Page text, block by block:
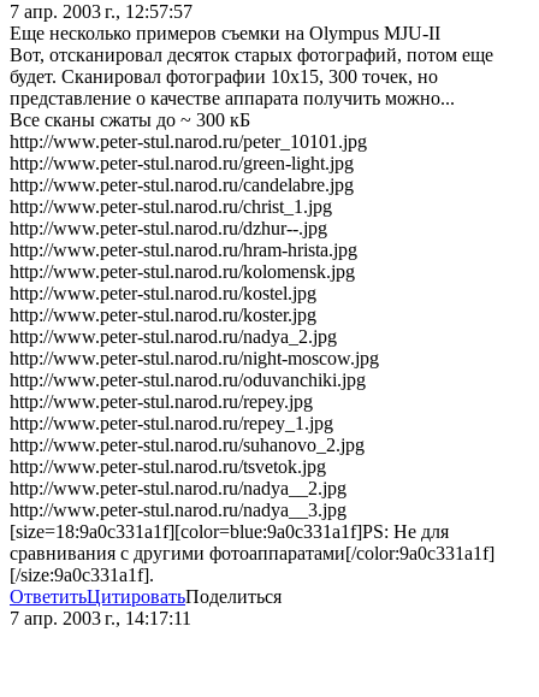
7 апр. 2003 г., 12:57:57
Еще несколько примеров съемки на Olympus MJU-II
Вот, отсканировал десяток старых фотографий, потом еще
будет. Сканировал фотографии 10х15, 300 точек, но
представление о качестве аппарата получить можно...
Все сканы сжаты до ~ 300 кБ
http://www.peter-stul.narod.ru/peter_10101.jpg
http://www.peter-stul.narod.ru/green-light.jpg
http://www.peter-stul.narod.ru/candelabre.jpg
http://www.peter-stul.narod.ru/christ_1.jpg
http://www.peter-stul.narod.ru/dzhur--.jpg
http://www.peter-stul.narod.ru/hram-hrista.jpg
http://www.peter-stul.narod.ru/kolomensk.jpg
http://www.peter-stul.narod.ru/kostel.jpg
http://www.peter-stul.narod.ru/koster.jpg
http://www.peter-stul.narod.ru/nadya_2.jpg
http://www.peter-stul.narod.ru/night-moscow.jpg
http://www.peter-stul.narod.ru/oduvanchiki.jpg
http://www.peter-stul.narod.ru/repey.jpg
http://www.peter-stul.narod.ru/repey_1.jpg
http://www.peter-stul.narod.ru/suhanovo_2.jpg
http://www.peter-stul.narod.ru/tsvetok.jpg
http://www.peter-stul.narod.ru/nadya__2.jpg
http://www.peter-stul.narod.ru/nadya__3.jpg
[size=18:9a0c331a1f][color=blue:9a0c331a1f]PS: Не для
сравнивания с другими фотоаппаратами[/color:9a0c331a1f]
[/size:9a0c331a1f].
ОтветитьЦитироватьПоделиться
7 апр. 2003 г., 14:17:11